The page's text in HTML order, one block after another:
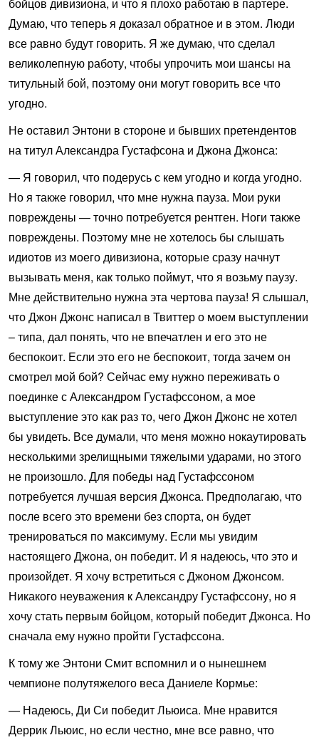
Думаю, что теперь я доказал обратное и в этом. Люди
все равно будут говорить. Я же думаю, что сделал
великолепную работу, чтобы упрочить мои шансы на
титульный бой, поэтому они могут говорить все что
угодно.
Не оставил Энтони в стороне и бывших претендентов
на титул Александра Густафсона и Джона Джонса:
— Я говорил, что подерусь с кем угодно и когда угодно.
Но я также говорил, что мне нужна пауза. Мои руки
повреждены — точно потребуется рентген. Ноги также
повреждены. Поэтому мне не хотелось бы слышать
идиотов из моего дивизиона, которые сразу начнут
вызывать меня, как только поймут, что я возьму паузу.
Мне действительно нужна эта чертова пауза! Я слышал,
что Джон Джонс написал в Твиттер о моем выступлении
– типа, дал понять, что не впечатлен и его это не
беспокоит. Если это его не беспокоит, тогда зачем он
смотрел мой бой? Сейчас ему нужно переживать о
поединке с Александром Густафссоном, а мое
выступление это как раз то, чего Джон Джонс не хотел
бы увидеть. Все думали, что меня можно нокаутировать
несколькими зрелищными тяжелыми ударами, но этого
не произошло. Для победы над Густафссоном
потребуется лучшая версия Джонса. Предполагаю, что
после всего это времени без спорта, он будет
тренироваться по максимуму. Если мы увидим
настоящего Джона, он победит. И я надеюсь, что это и
произойдет. Я хочу встретиться с Джоном Джонсом.
Никакого неуважения к Александру Густафссону, но я
хочу стать первым бойцом, который победит Джонса. Но
сначала ему нужно пройти Густафссона.
К тому же Энтони Смит вспомнил и о нынешнем
чемпионе полутяжелого веса Даниеле Кормье:
— Надеюсь, Ди Си победит Льюиса. Мне нравится
Деррик Льюис, но если честно, мне все равно, что